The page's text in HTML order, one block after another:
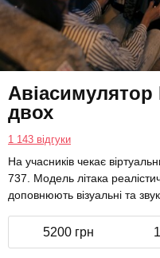
двох
1 143 відгуки
На учасників чекає
737. Модель літака
доповнюють візуальні та
5200 грн